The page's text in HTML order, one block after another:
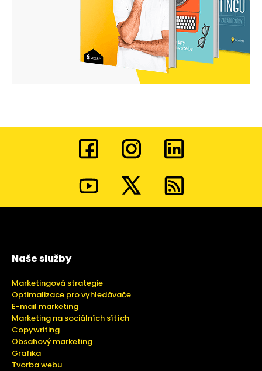
Naše služby
Marketingová strategie
Optimalizace pro vyhledávače
E-mail marketing
Marketing na sociálních sítích
Copywriting
Obsahový marketing
Grafika
Tvorba webu